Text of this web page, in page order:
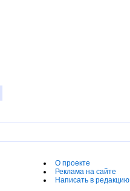
О проекте
Реклама на сайте
Написать в редакцию